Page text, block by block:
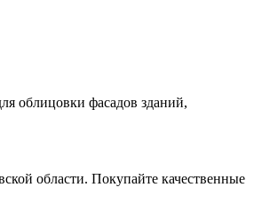
облицовки фасадов зданий,
области. Покупайте качественные